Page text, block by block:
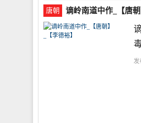
唐朝 谪岭南道中作_【唐朝
发